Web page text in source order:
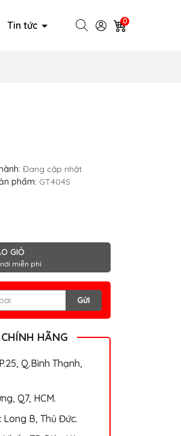
Tin tức 0
Đang cập nhật
phẩm: GT404S
GIỎ
miễn phí
Gửi
HÃNG
Q.Bình Thạnh,
Q7, HCM.
Long B, Thủ Đức.